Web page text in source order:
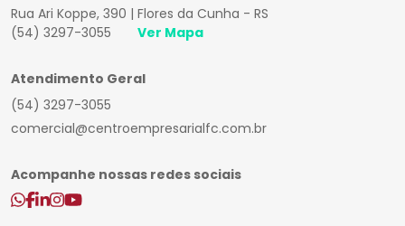
Rua Ari Koppe, 390 | Flores da Cunha - RS
(54) 3297-3055
Ver Mapa
Atendimento Geral
(54) 3297-3055
comercial@centroempresarialfc.com.br
Acompanhe nossas redes sociais